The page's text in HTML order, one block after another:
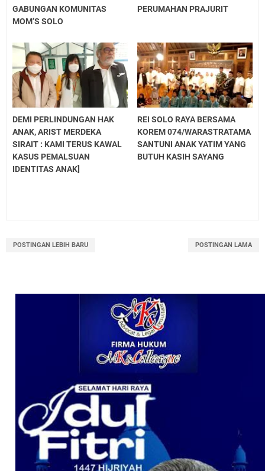
GABUNGAN KOMUNITAS
MOM’S SOLO
PERUMAHAN PRAJURIT
DEMI PERLINDUNGAN HAK
ANAK, ARIST MERDEKA
SIRAIT : KAMI TERUS KAWAL
KASUS PEMALSUAN
IDENTITAS ANAK]
REI SOLO RAYA BERSAMA
KOREM 074/WARASTRATAMA
SANTUNI ANAK YATIM YANG
BUTUH KASIH SAYANG
POSTINGAN LEBIH BARU POSTINGAN LAMA